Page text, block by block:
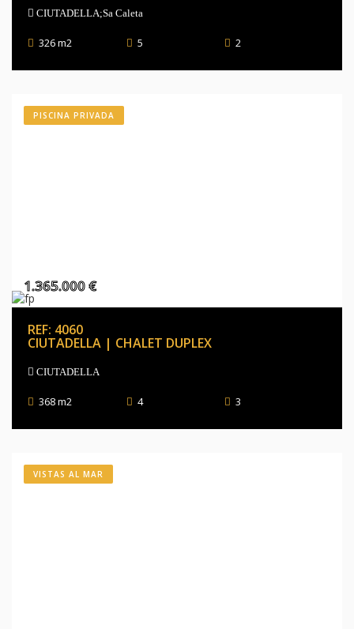
CIUTADELLA;Sa Caleta
326 m2 5 2
PISCINA PRIVADA
1.365.000 €
REF: 4060
CIUTADELLA | CHALET DUPLEX
CIUTADELLA
368 m2 4 3
VISTAS AL MAR